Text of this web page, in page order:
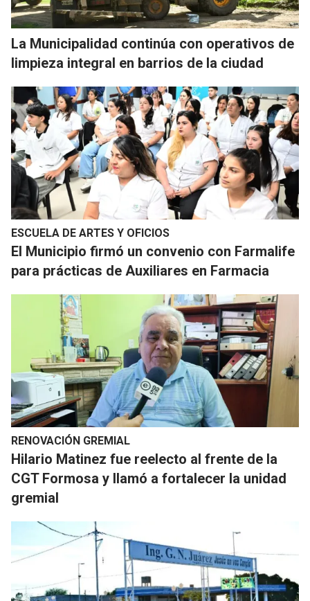
La Municipalidad continúa con operativos de
limpieza integral en barrios de la ciudad
ESCUELA DE ARTES Y OFICIOS
El Municipio firmó un convenio con Farmalife
para prácticas de Auxiliares en Farmacia
RENOVACIÓN GREMIAL
Hilario Matinez fue reelecto al frente de la
CGT Formosa y llamó a fortalecer la unidad
gremial